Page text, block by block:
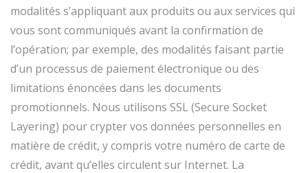
modalités s’appliquant aux produits ou aux services qui
vous sont communiqués avant la confirmation de
l’opération; par exemple, des modalités faisant partie
d’un processus de paiement électronique ou des
limitations énoncées dans les documents
promotionnels. Nous utilisons SSL (Secure Socket
Layering) pour crypter vos données personnelles en
matière de crédit, y compris votre numéro de carte de
crédit, avant qu’elles circulent sur Internet. La